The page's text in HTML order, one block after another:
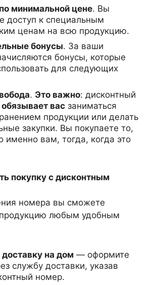
минимальной цене. Вы
доступ к специальным
ценам на всю продукцию.
бонусы. За ваши
бонусы, которые
для следующих
. Это важно: дисконтный
обязывает вас заниматься
продукции или делать
закупки. Вы покупаете то,
именно вам, тогда, когда это
покупку с дисконтным
номера вы сможете
продукцию любым удобным
доставку на дом — оформите
службу доставки, указав
номер.